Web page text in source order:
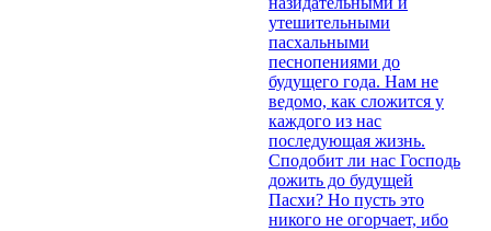
утешительными
пасхальными
песнопениями до
будущего года. Нам не
ведомо, как сложится у
каждого из нас
последующая жизнь.
Сподобит ли нас Господь
дожить до будущей
Пасхи? Но пусть это
никого не огорчает, ибо